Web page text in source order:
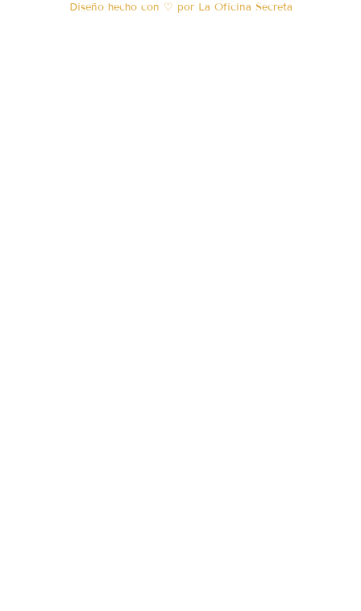
Diseño hecho con ♡ por La Oficina Secreta